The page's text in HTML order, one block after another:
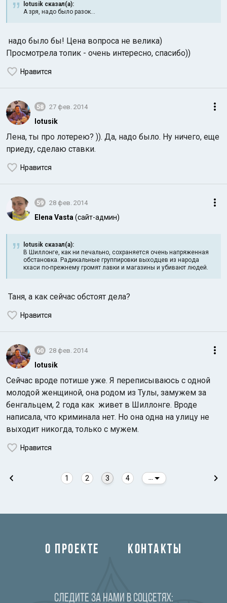
lotusik сказал(а):
А зря, надо было разок...
надо было бы! Цена вопроса не велика)
Просмотрела топик - очень интересно, спасибо))
Нравится
58 27 фев. 2014
lotusik
Лена, ты про лотерею? )). Да, надо было. Ну ничего, еще
приеду, сделаю ставки.
Нравится
59 28 фев. 2014
Elena Vasta (сайт-админ)
lotusik сказал(а):
В Шиллонге, как ни печально, сохраняется очень напряженная
обстановка. Радикальные группировки выходцев из народа
кхаси по-прежнему громят лавки и магазины и убивают людей.
Таня, а как сейчас обстоят дела?
Нравится
60 28 фев. 2014
lotusik
Cейчас вроде потише уже. Я переписываюсь с одной
молодой женщиной, она родом из Тулы, замужем за
бенгальцем, 2 года как живет в Шиллонге. Вроде
написала, что криминала нет. Но она одна на улицу не
выходит никогда, только с мужем.
Нравится
1 2 3 4
О ПРОЕКТЕ КОНТАКТЫ
Следите за нами в соцсетях: